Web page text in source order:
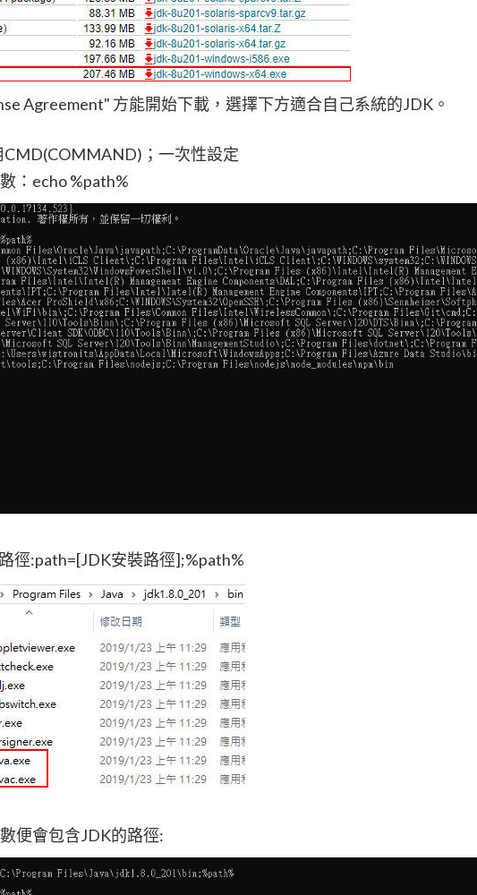
Agreement" 方能開始下載，選擇下方適合自己系統的JDK。
；一次性設定
：echo %path%
徑:path=[JDK安裝路徑];%path%
便會包含JDK的路徑: